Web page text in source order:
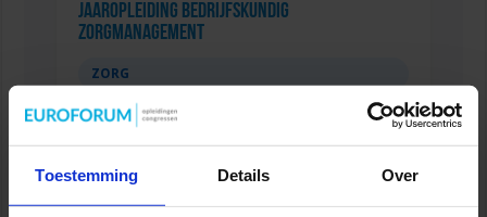
Toestemming Details Over
Jaaropleiding Bedrijfskundig
Zorgmanagement
ZORG